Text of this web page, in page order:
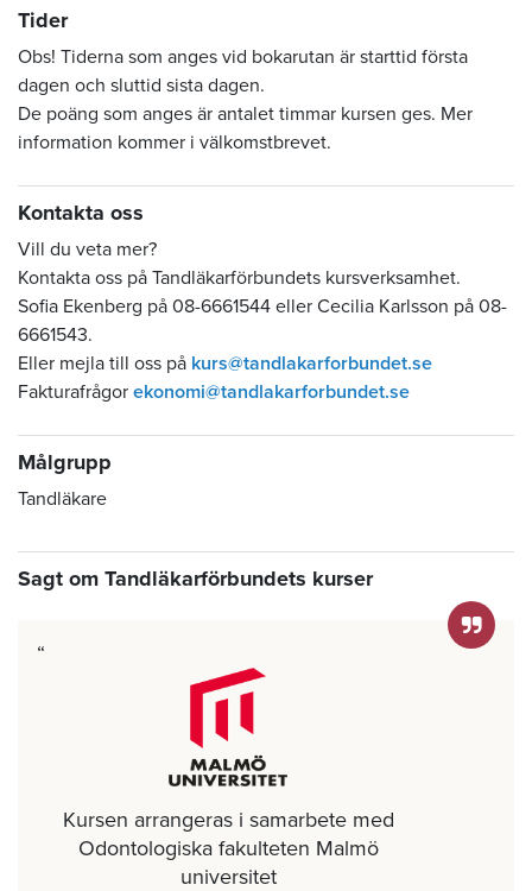
Tider
Obs! Tiderna som anges vid bokarutan är starttid första
dagen och sluttid sista dagen.
De poäng som anges är antalet timmar kursen ges. Mer
information kommer i välkomstbrevet.
Kontakta oss
Vill du veta mer?
Kontakta oss på Tandläkarförbundets kursverksamhet.
Sofia Ekenberg på 08-6661544 eller Cecilia Karlsson på 08-
6661543.
Eller mejla till oss på kurs@tandlakarforbundet.se
Fakturafrågor ekonomi@tandlakarforbundet.se
Målgrupp
Tandläkare
Sagt om Tandläkarförbundets kurser
Kursen arrangeras i samarbete med
Odontologiska fakulteten Malmö
universitet